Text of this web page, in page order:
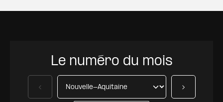
Le numéro du mois
Précédent Suivant